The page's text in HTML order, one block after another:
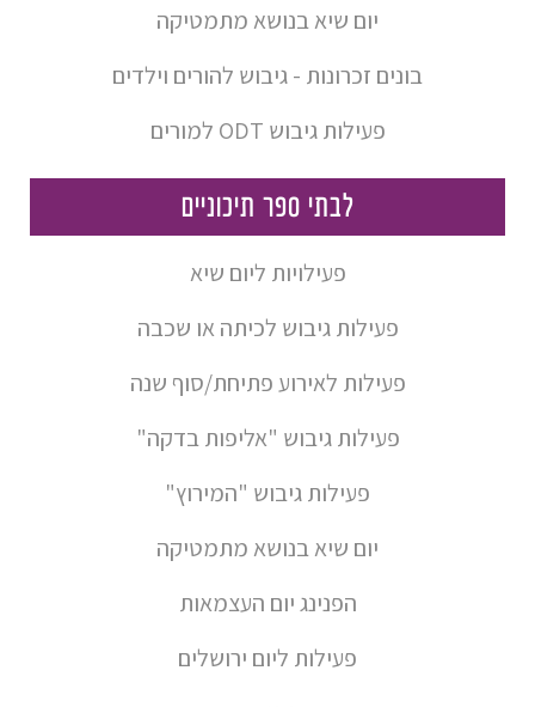
יום שיא בנושא מתמטיקה
בונים זכרונות - גיבוש להורים וילדים
פעילות גיבוש ODT למורים
לבתי ספר תיכוניים
פעילויות ליום שיא
פעילות גיבוש לכיתה או שכבה
פעילות לאירוע פתיחת/סוף שנה
פעילות גיבוש "אליפות בדקה"
פעילות גיבוש "המירוץ"
יום שיא בנושא מתמטיקה
הפנינג יום העצמאות
פעילות ליום ירושלים